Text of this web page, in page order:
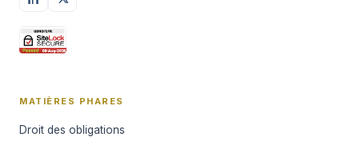
MATIÈRES PHARES
Droit des obligations